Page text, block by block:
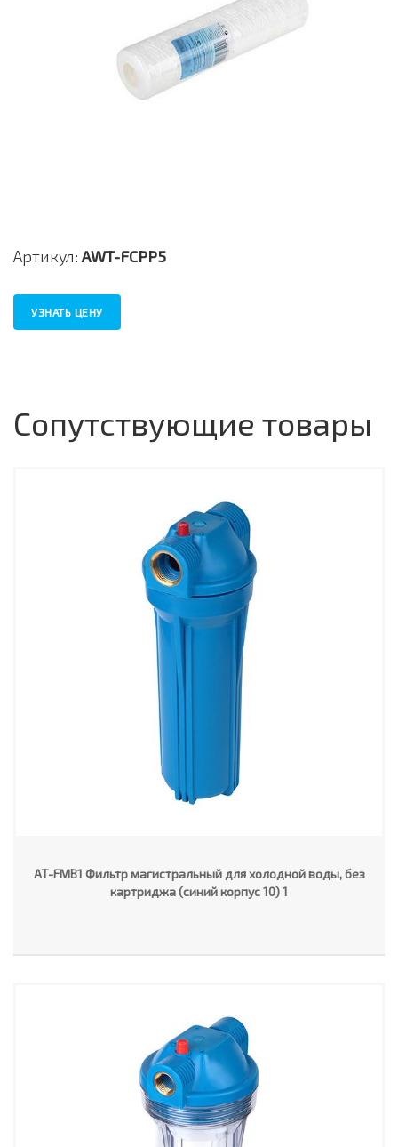
Артикул: AWT-FCPP5
УЗНАТЬ ЦЕНУ
Сопутствующие товары
AT-FMB1 Фильтр магистральный для холодной воды, без
картриджа (синий корпус 10) 1